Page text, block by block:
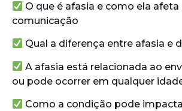
O que é afasia e como ela afeta
comunicação
Qual a diferença entre afasia e
A afasia está relacionada ao
ou pode ocorrer em qualquer
Como a condição pode